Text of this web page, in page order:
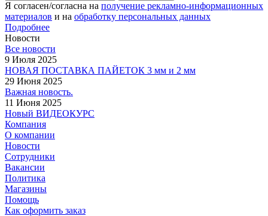
Я согласен/согласна на получение рекламно-информационных
материалов и на обработку персональных данных
Подробнее
Новости
Все новости
9 Июля 2025
НОВАЯ ПОСТАВКА ПАЙЕТОК 3 мм и 2 мм
29 Июня 2025
Важная новость.
11 Июня 2025
Новый ВИДЕОКУРС
Компания
О компании
Новости
Сотрудники
Вакансии
Политика
Магазины
Помощь
Как оформить заказ